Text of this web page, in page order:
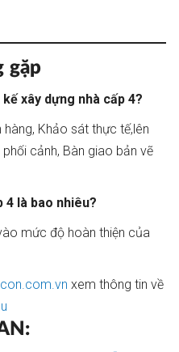
gặp
xây dựng nhà cấp 4?
Khảo sát thực tế,lên
cảnh, Bàn giao bản vẽ
4 là bao nhiêu?
mức độ hoàn thiện của
xem thông tin về